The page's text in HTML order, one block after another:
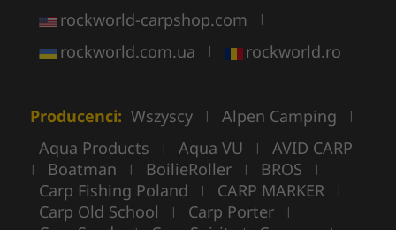
rockworld-carpshop.com |
rockworld.com.ua | rockworld.ro
Producenci: Wszyscy | Alpen Camping |
Aqua Products | Aqua VU | AVID CARP
| Boatman | BoilieRoller | BROS |
Carp Fishing Poland | CARP MARKER |
Carp Old School | Carp Porter |